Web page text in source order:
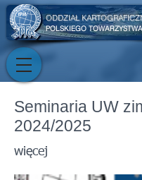
ODDZIAŁ
POLSKIEGO
Seminaria UW
2024/2025
więcej